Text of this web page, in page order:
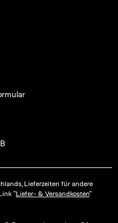
Lieferzeiten für andere
"Liefer- & Versandkosten"